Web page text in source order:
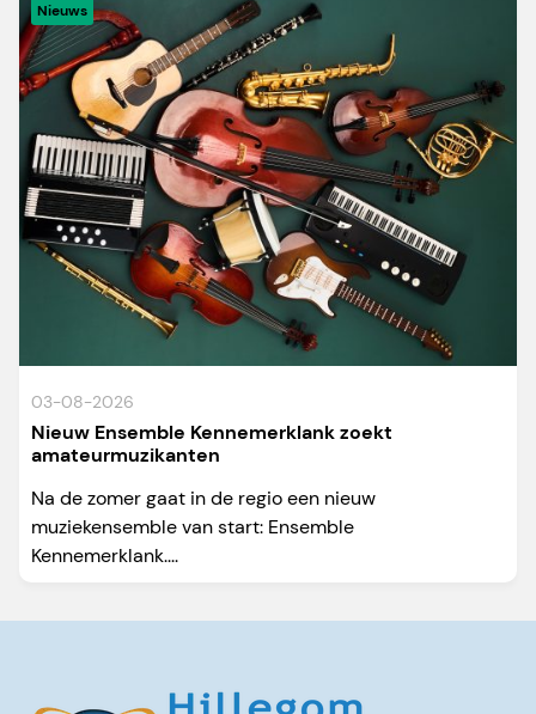
Nieuws
03-08-2026
Nieuw Ensemble Kennemerklank zoekt
amateurmuzikanten
Na de zomer gaat in de regio een nieuw
muziekensemble van start: Ensemble
Kennemerklank....